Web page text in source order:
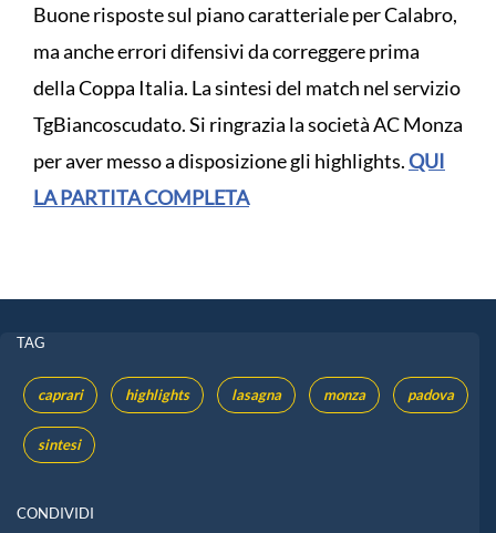
Buone risposte sul piano caratteriale per Calabro,
ma anche errori difensivi da correggere prima
della Coppa Italia. La sintesi del match nel servizio
TgBiancoscudato. Si ringrazia la società AC Monza
per aver messo a disposizione gli highlights.QUI
LA PARTITA COMPLETA
TAG
caprari highlights lasagna monza padova
sintesi
CONDIVIDI